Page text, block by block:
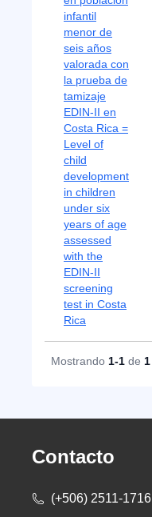
infantil
menor de
seis años
valorada con
la prueba de
tamizaje
EDIN-II en
Costa Rica =
Level of
child
development
in children
under six
years of age
assessed
with the
EDIN-II
screening
test in Costa
Rica
Mostrando 1-1 de 1
Contacto
(+506) 2511-1716